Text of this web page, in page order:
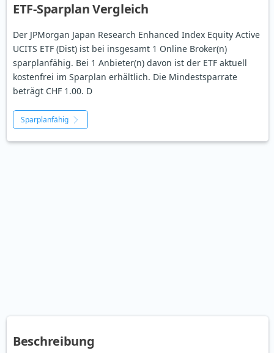
ETF-Sparplan Vergleich
Der JPMorgan Japan Research Enhanced Index Equity Active
UCITS ETF (Dist) ist bei insgesamt 1 Online Broker(n)
sparplanfähig. Bei 1 Anbieter(n) davon ist der ETF aktuell
kostenfrei im Sparplan erhältlich. Die Mindestsparrate
beträgt CHF 1.00. D
Sparplanfähig
Beschreibung